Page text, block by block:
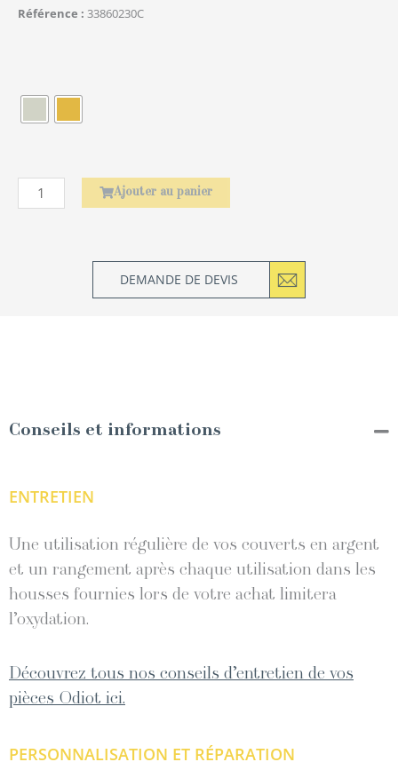
Référence 33860230C
Ajouter au panier
DEMANDE DE DEVIS
Conseils et informations
ENTRETIEN
Une utilisation régulière de vos couverts en argent
et un rangement après chaque utilisation dans les
housses fournies lors de votre achat limitera
l’oxydation.
Découvrez tous nos conseils d’entretien de vos
pièces Odiot ici.
PERSONNALISATION ET RÉPARATION